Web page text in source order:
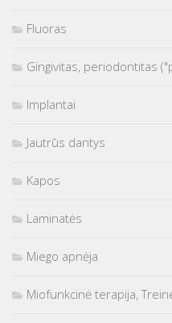
Fluoras
Gingivitas, periodontitas
Implantai
Jautrūs dantys
Kapos
Laminatės
Miego apnėja
Miofunkcinė terapija,